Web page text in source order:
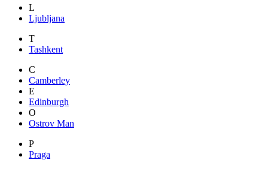
L
Ljubljana
T
Tashkent
C
Camberley
E
Edinburgh
O
Ostrov Man
P
Praga